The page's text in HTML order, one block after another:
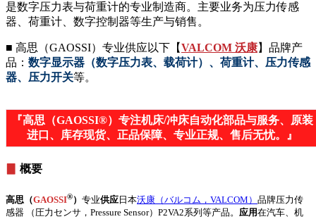
是数字压力表与荷重计的专业制造商。主要业务为压力传感
器、荷重计、数字控制器等生产与销售。
■ 高思（GAOSSI）专业供应以下【VALCOM 沃康】品牌产
品： 数字显示器（数字压力表、载荷计）、荷重计、压力传感
器、压力开关等。
『高思（GAOSSI®）专注机床/冲床自动化部品与服务、原装
进口、库存现货、正品保障、专业正规、售后无忧。』
概要
高思（GAOSSI®） 专业供应 日本沃康（バルコム，VALCOM） 品牌压力传
感器 （圧力センサ，Pressure Sensor）P2VA2系列等产品。 应用在汽车、机